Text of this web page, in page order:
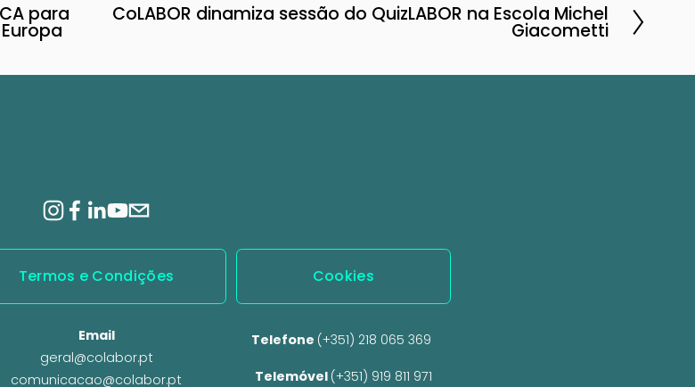
para CoLABOR dinamiza sessão do QuizLABOR na Escola Michel
Giacometti
Cookies
Termos e Condições
Telefone (+351) 218 065 369
Telemóvel (+351) 919 811 971
Email
geral@colabor.pt
comunicacao@colabor.pt